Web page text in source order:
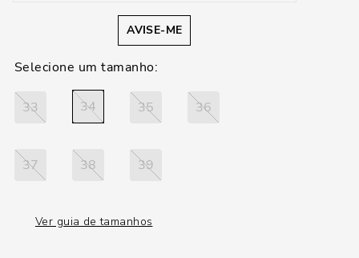
AVISE-ME
33 34 35 36
37 38 39
Ver guia de tamanhos